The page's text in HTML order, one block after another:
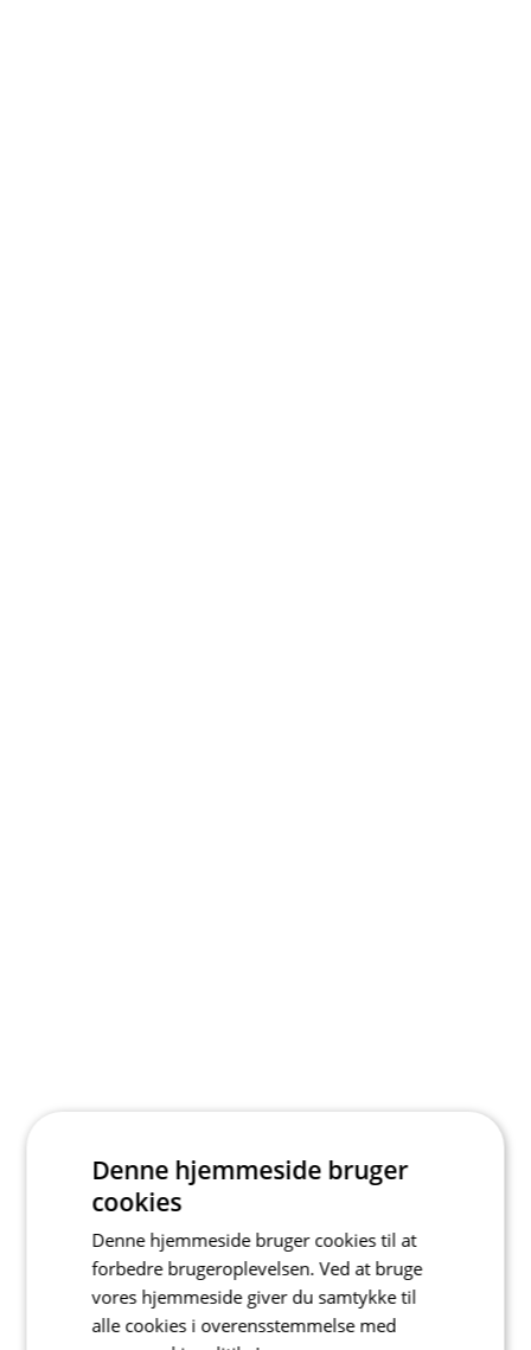
Denne hjemmeside bruger
cookies
Denne hjemmeside bruger cookies til at
forbedre brugeroplevelsen. Ved at bruge
vores hjemmeside giver du samtykke til
alle cookies i overensstemmelse med